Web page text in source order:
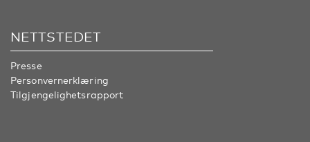
NETTSTEDET
Presse
Personvernerklæring
Tilgjengelighetsrapport